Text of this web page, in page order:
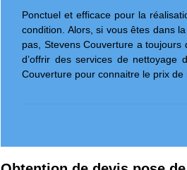
Ponctuel et efficace pour la
condition. Alors, si vous êtes dans
pas, Stevens Couverture a
d’offrir des services de
Couverture pour connaitre le prix